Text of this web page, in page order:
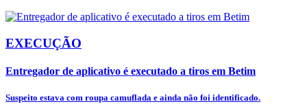
EXECUÇÃO
Entregador de aplicativo é executado a tiros em Betim
Suspeito estava com roupa camuflada e ainda não foi identificado.